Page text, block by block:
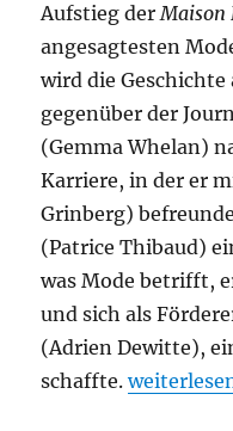
Aufstieg derMaison
angesagtesten
wird die Geschichte
gegenüber der
(Gemma Whelan)
Karriere, in der er
Grinberg)
(Patrice Thibaud)
was Mode betrifft,
und sich als
(Adrien Dewitte),
schaffte.„Cristóbal